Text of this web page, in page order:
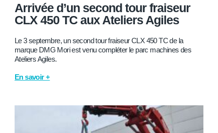
Arrivée d’un second tour fraiseur
CLX 450 TC aux Ateliers Agiles
Le 3 septembre, un second tour fraiseur CLX 450 TC de la
marque DMG Mori est venu compléter le parc machines des
Ateliers Agiles.
En savoir +